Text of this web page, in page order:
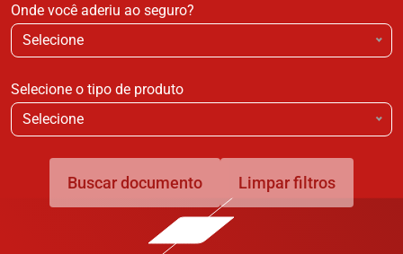
Onde você aderiu ao seguro?
Selecione
Selecione o tipo de produto
Selecione
Buscar documento Limpar filtros